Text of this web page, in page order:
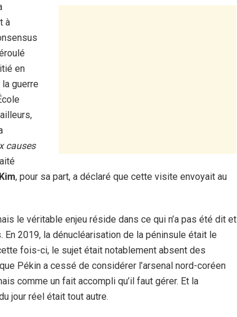
à
en
guerre
causes
Kim, pour sa part, a déclaré que cette visite envoyait au
le véritable enjeu réside dans ce qui n’a pas été dit et
2019, la dénucléarisation de la péninsule était le
fois-ci, le sujet était notablement absent des
Pékin a cessé de considérer l’arsenal nord-coréen
comme un fait accompli qu’il faut gérer. Et la
jour réel était tout autre.